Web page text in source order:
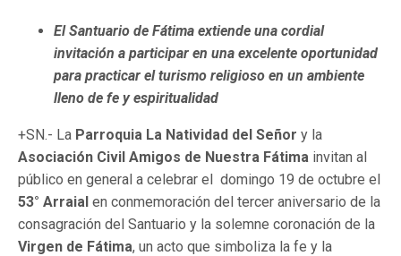
El Santuario de Fátima extiende una cordial
invitación a participar en una excelente oportunidad
para practicar el turismo religioso en un ambiente
lleno de fe y espiritualidad
+SN.- La Parroquia La Natividad del Señor y la
Asociación Civil Amigos de Nuestra Fátima invitan al
público en general a celebrar el domingo 19 de octubre el
53° Arraial en conmemoración del tercer aniversario de la
consagración del Santuario y la solemne coronación de la
Virgen de Fátima, un acto que simboliza la fe y la